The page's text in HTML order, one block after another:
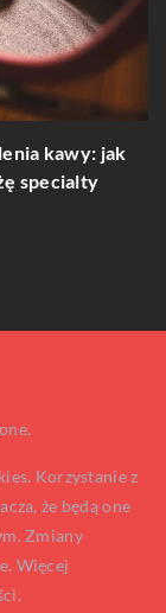
kawy: jak
specialty
Korzystanie z
że będą one
Zmiany
Więcej
.